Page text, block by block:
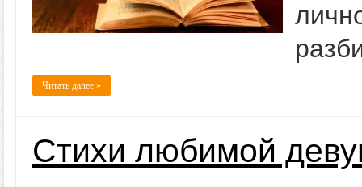
Читать далее »
Стихи любимой